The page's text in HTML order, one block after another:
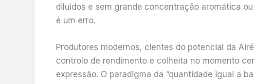
diluídos e sem grande concentração aromática
é um erro.
Produtores modernos, cientes do potencial da
controlo de rendimento e colheita no momento
expressão. O paradigma da “quantidade igual a